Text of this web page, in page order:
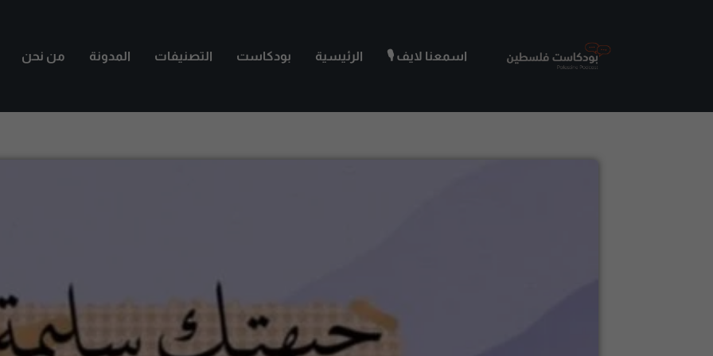
اسمعنا لايف 🎙️ الرئيسية بودكاست التصنيفات المدونة من نحن